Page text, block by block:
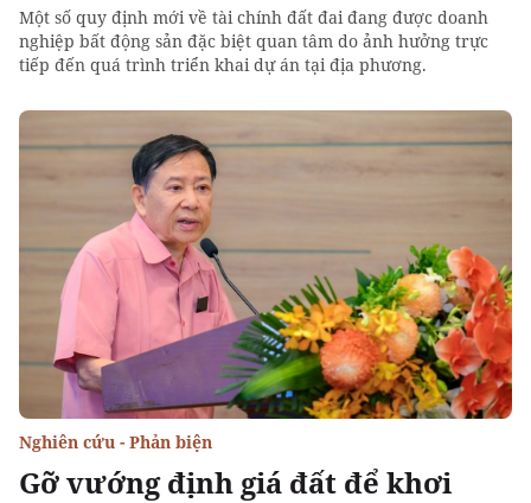
Một số quy định mới về tài chính đất đai đang được doanh
nghiệp bất động sản đặc biệt quan tâm do ảnh hưởng trực
tiếp đến quá trình triển khai dự án tại địa phương.
Gỡ vướng định giá đất để khơi
Nghiên cứu - Phản biện